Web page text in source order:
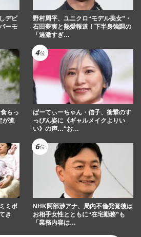
デビ
ーモ
野村周平、ユニクロ“モデル美女”・
石田夢実と熱愛報道！下半身強調の
「過激すぎ…
らっ
が進
ぱーてぃーちゃん・信子、衝撃のす
っぴん姿に《ギャルメイクよりい
い》の声…“お…
ミポ
き
NHK阿部渉アナ、局内不倫発覚後は
お相手女性とともに“在宅勤務”も
「業務内容は…